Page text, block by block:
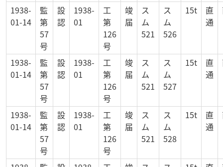
1938-
01-14
監
第
57
号
設
認
1938-
01
工
第
126
号
竣
届
ス
ム
521
ス
ム
526
15t
直
通
1938-
01-14
監
第
57
号
設
認
1938-
01
工
第
126
号
竣
届
ス
ム
521
ス
ム
527
15t
直
通
1938-
01-14
監
第
57
号
設
認
1938-
01
工
第
126
号
竣
届
ス
ム
521
ス
ム
528
15t
直
通